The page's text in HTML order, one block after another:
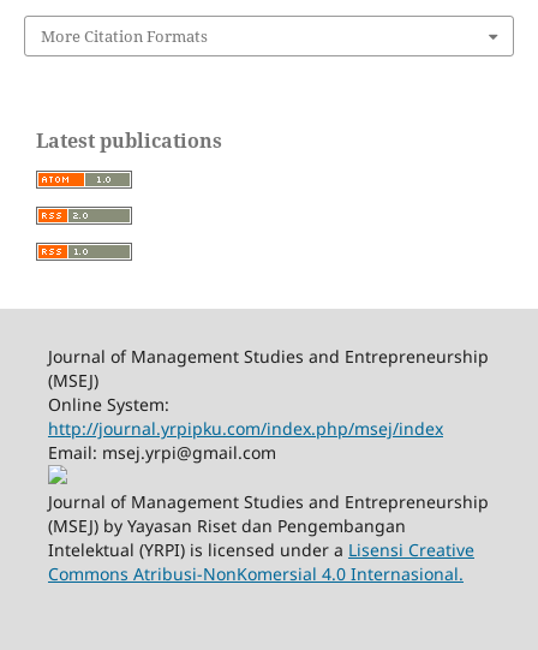
More Citation Formats
Latest publications
Journal of Management Studies and Entrepreneurship
(MSEJ)
Online System:
http://journal.yrpipku.com/index.php/msej/index
Email: msej.yrpi@gmail.com
Journal of Management Studies and Entrepreneurship
(MSEJ) by Yayasan Riset dan Pengembangan
Intelektual (YRPI) is licensed under a Lisensi Creative
Commons Atribusi-NonKomersial 4.0 Internasional.